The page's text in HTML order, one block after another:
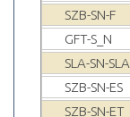
SZB-SN-F
GFT-S_N
SLA-SN-SLA
SZB-SN-ES
SZB-SN-ET